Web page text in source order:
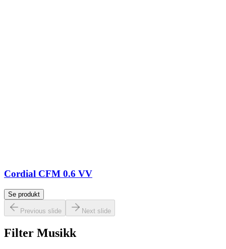
Cordial CFM 0.6 VV
Se produkt
Previous slide Next slide
Filter Musikk